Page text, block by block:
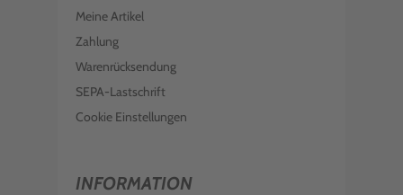
Meine Artikel
Zahlung
Warenrücksendung
SEPA-Lastschrift
Cookie Einstellungen
INFORMATION